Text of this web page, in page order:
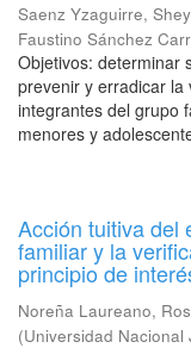
Saenz Yzaguirre,
Faustino Sánchez
Objetivos: determinar
prevenir y erradicar la
integrantes del grupo
menores y
Acción tuitiva del
familiar y la
principio de
Noreña Laureano,
(Universidad